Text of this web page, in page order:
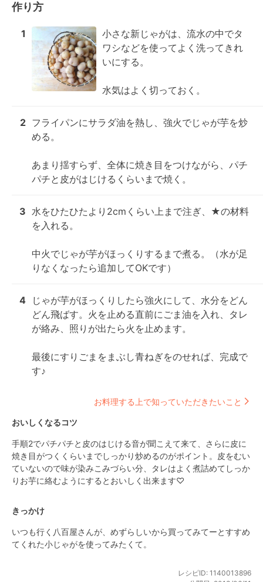
作り方
1
小さな新じゃがは、流水の中でタ
ワシなどを使ってよく洗ってきれ
いにする。
水気はよく切っておく。
2 フライパンにサラダ油を熱し、強火でじゃが芋を炒
める。
あまり揺すらず、全体に焼き目をつけながら、パチ
パチと皮がはじけるくらいまで焼く。
3 水をひたひたより2cmくらい上まで注ぎ、★の材料
を入れる。
中火でじゃが芋がほっくりするまで煮る。（水が足
りなくなったら追加してOKです）
4
じゃが芋がほっくりしたら強火にして、水分をどん
どん飛ばす。火を止める直前にごま油を入れ、タレ
が絡み、照りが出たら火を止めます。
最後にすりごまをまぶし青ねぎをのせれば、完成で
す♪
お料理する上で知っていただきたいこと
おいしくなるコツ
手順2でパチパチと皮のはじける音が聞こえて来て、さらに皮に
焼き目がつくくらいまでしっかり炒めるのがポイント。皮をむい
ていないので味が染みこみづらい分、タレはよく煮詰めてしっか
りお芋に絡むようにするとおいしく出来ます♡
きっかけ
いつも行く八百屋さんが、めずらしいから買ってみてーとすすめ
てくれた小じゃがを使ってみたくて。
レシピID: 1140013896